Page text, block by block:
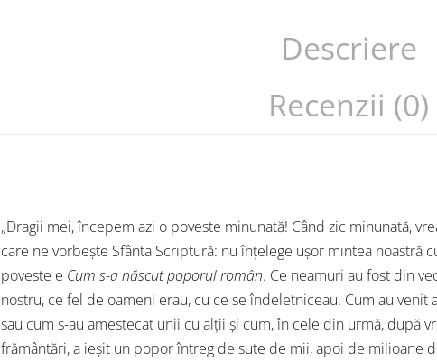
Descriere
Recenzii (0)
„Dragii mei, începem azi o poveste minunată! Când zic minunată,
care ne vorbeşte Sfânta Scriptură: nu înţelege uşor mintea noastră
poveste e Cum s-a născut poporul român. Ce neamuri au fost din
nostru, ce fel de oameni erau, cu ce se îndeletniceau. Cum au
sau cum s-au amestecat unii cu alţii şi cum, în cele din urmă, după
frământări, a ieşit un popor întreg de sute de mii, apoi de milioane